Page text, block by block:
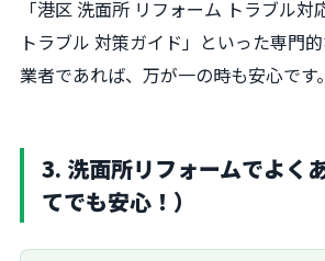
「港区 洗面所 リフォーム トラブル
トラブル 対策ガイド」といった専門
業者であれば、万が一の時も安心です。
3. 洗面所リフォームでよく
てでも安心！）